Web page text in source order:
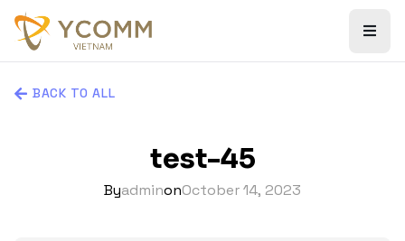
BACK TO ALL
test-45
ByadminonOctober 14, 2023